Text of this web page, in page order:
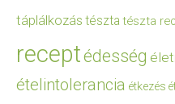
táplálkozás tészta tészta
receptédesség
ételintolerancia étkezés